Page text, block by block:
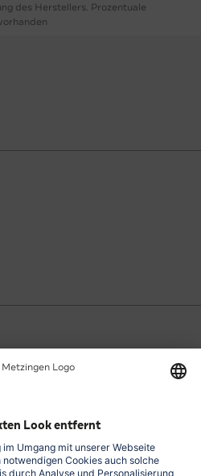
des Herstellers. Prozentuale